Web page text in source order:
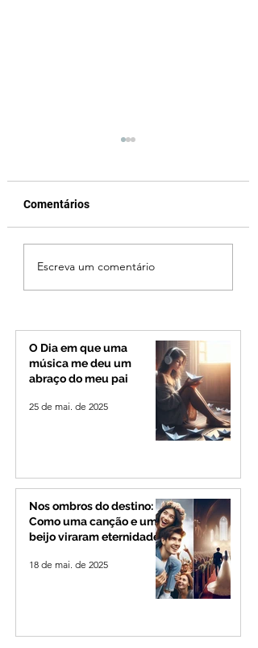
Criança de 2 anos
na Zona Rural de Ibiá
Comentários
Escreva um comentário
O Dia em que uma
música me deu um
abraço do meu pai
25 de mai. de 2025
Nos ombros do destino:
Como uma canção e um
beijo viraram eternidade
18 de mai. de 2025